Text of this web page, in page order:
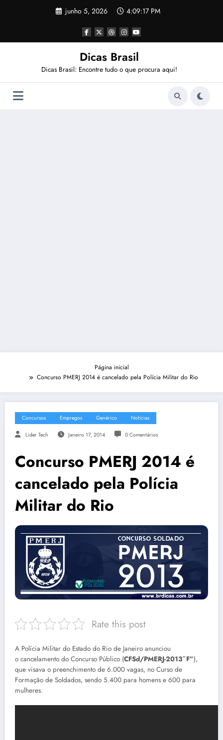
junho 5, 2026 4:09:17 PM
Dicas Brasil
Dicas Brasil: Encontre tudo o que procura aqui!
Página inicial
Concurso PMERJ 2014 é cancelado pela Polícia Militar do Rio
Concursos Empregos Genérico Notícias
Lider Tech Janeiro 17, 2014 0 Comentários
Concurso PMERJ 2014 é
cancelado pela Polícia
Militar do Rio
Rate this post
A Polícia Militar do Estado do Rio de Janeiro anunciou
o cancelamento do Concurso Público (CFSd/PMERJ-2013″F”),
que visava o preenchimento de 6.000 vagas, no Curso de
Formação de Soldados, sendo 5.400 para homens e 600 para
mulheres.